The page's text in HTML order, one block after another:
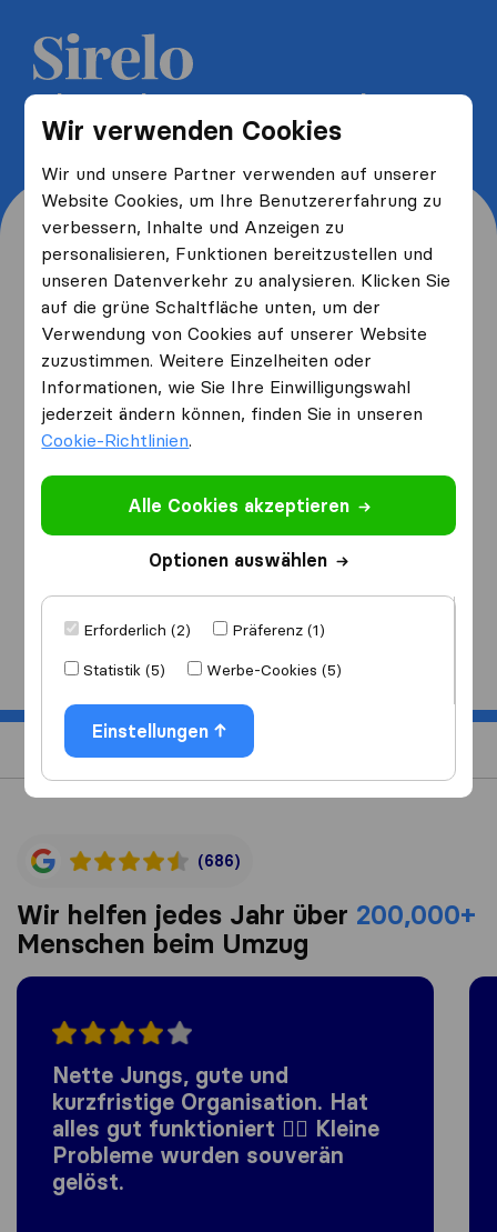
Wir verwenden Cookies
Wir und unsere Partner verwenden auf unserer
Website Cookies, um Ihre Benutzererfahrung zu
verbessern, Inhalte und Anzeigen zu
personalisieren, Funktionen bereitzustellen und
unseren Datenverkehr zu analysieren. Klicken Sie
auf die grüne Schaltfläche unten, um der
Verwendung von Cookies auf unserer Website
zuzustimmen. Weitere Einzelheiten oder
Informationen, wie Sie Ihre Einwilligungswahl
jederzeit ändern können, finden Sie in unseren
Cookie-Richtlinien.
Alle Cookies akzeptieren
Optionen auswählen
Erforderlich (2)
Präferenz (1)
Statistik (5)
Werbe-Cookies (5)
Einstellungen
5 kostenlose Umzugsangebote
erhalten und bis zu 40% sparen
Wo wohnen Sie jetzt und
wo ziehen Sie hin?
Ich ziehevon
Ich ziehenach
Start
(686)
Wir helfen jedes Jahr über 200,000+
Menschen beim Umzug
Nette Jungs, gute und
kurzfristige Organisation. Hat
alles gut funktioniert 👍🏼 Kleine
Probleme wurden souverän
gelöst.